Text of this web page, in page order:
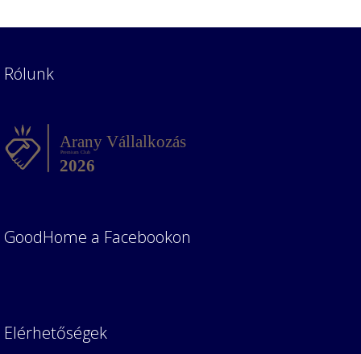
Rólunk
GoodHome a Facebookon
Elérhetőségek